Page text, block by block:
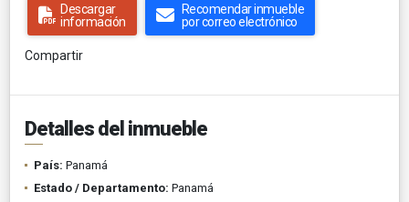
Descargar
información
Recomendar inmueble
por correo electrónico
Compartir
Detalles del inmueble
País: Panamá
Estado / Departamento: Panamá